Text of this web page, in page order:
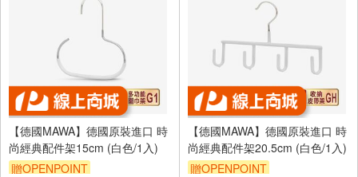
【德國MAWA】德國原裝進口 時
尚經典配件架15cm (白色/1入)
贈OPENPOINT
【德國MAWA】德國原裝進口 時
尚經典配件架20.5cm (白色/1入)
贈OPENPOINT